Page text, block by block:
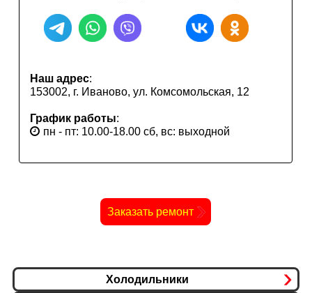
Наш адрес:
153002, г. Иваново, ул. Комсомольская, 12
График работы:
пн - пт: 10.00-18.00 сб, вс: выходной
Заказать ремонт
Холодильники